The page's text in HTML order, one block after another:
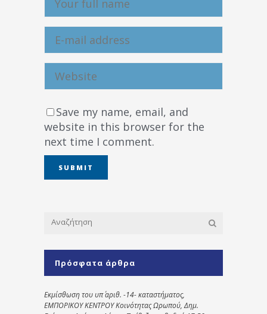
Save my name, email, and
website in this browser for the
next time I comment.
Πρόσφατα άρθρα
Εκμίσθωση του υπ΄ αριθ. -14- καταστήματος,
ΕΜΠΟΡΙΚΟΥ ΚΕΝΤΡΟΥ Κοινότητας Ωρωπού, Δημ.